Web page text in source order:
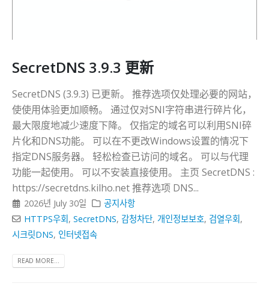
SecretDNS 3.9.3 更新
SecretDNS (3.9.3) 已更新。 推荐选项仅处理必要的网站，
使使用体验更加顺畅。 通过仅对SNI字符串进行碎片化，
最大限度地减少速度下降。 仅指定的域名可以利用SNI碎
片化和DNS功能。 可以在不更改Windows设置的情况下
指定DNS服务器。 轻松检查已访问的域名。 可以与代理
功能一起使用。 可以不安装直接使用。 主页 SecretDNS :
https://secretdns.kilho.net 推荐选项 DNS...
2026년 July 30일
공지사항
HTTPS우회 ,SecretDNS,감청차단, 개인정보보호, 검열우회 ,
시크릿DNS, 인터넷접속
READ MORE...